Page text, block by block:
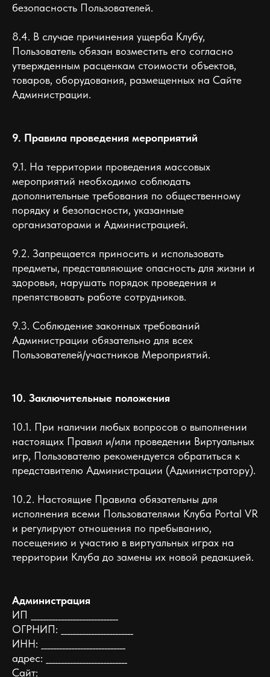
безопасность Пользователей.
8.4. В случае причинения ущерба Клубу,
Пользователь обязан возместить его согласно
утвержденным расценкам стоимости объектов,
товаров, оборудования, размещенных на Сайте
Администрации.
9. Правила проведения мероприятий
9.1. На территории проведения массовых
мероприятий необходимо соблюдать
дополнительные требования по общественному
порядку и безопасности, указанные
организаторами и Администрацией.
9.2. Запрещается приносить и использовать
предметы, представляющие опасность для жизни и
здоровья, нарушать порядок проведения и
препятствовать работе сотрудников.
9.3. Соблюдение законных требований
Администрации обязательно для всех
Пользователей/участников Мероприятий.
10. Заключительные положения
10.1. При наличии любых вопросов о выполнении
настоящих Правил и/или проведении Виртуальных
игр, Пользователю рекомендуется обратиться к
представителю Администрации (Администратору).
10.2. Настоящие Правила обязательны для
исполнения всеми Пользователями Клуба Portal VR
и регулируют отношения по пребыванию,
посещению и участию в виртуальных играх на
территории Клуба до замены их новой редакцией.
Администрация
ИП _____________________________
ОГРНИП: ________________________
ИНН: ____________________________
адрес: ___________________________
Сайт: ___________________________